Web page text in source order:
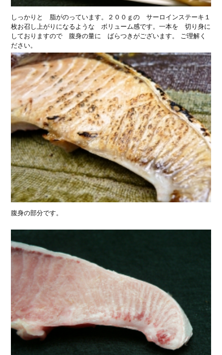
しっかりと 脂がのっています。２００ｇの サーロインステーキ１
枚お召し上がりになるような ボリューム感です。一本を 切り身に
しておりますので 腹身の量に ばらつきがございます。 ご理解く
ださい。
腹身の部分です。